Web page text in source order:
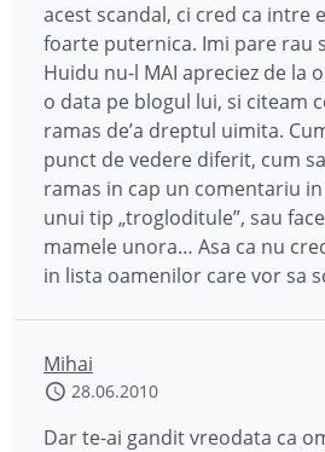
acest scandal, ci cred ca intre
foarte puternica. Imi pare rau
Huidu nu-l MAI apreciez de la
o data pe blogul lui, si citeam
ramas de’a dreptul uimita.
punct de vedere diferit, cum
ramas in cap un comentariu
unui tip „trogloditule”, sau
mamele unora… Asa ca nu
in lista oamenilor care vor sa
Mihai
28.06.2010
Dar te-ai gandit vreodata ca